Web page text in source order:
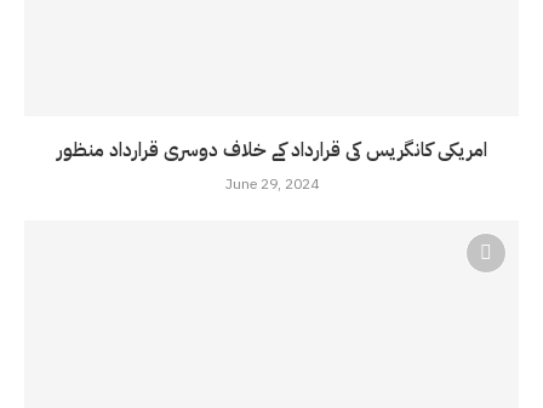
امریکی کانگریس کی قرارداد کے خلاف دوسری قرارداد منظور
June 29, 2024